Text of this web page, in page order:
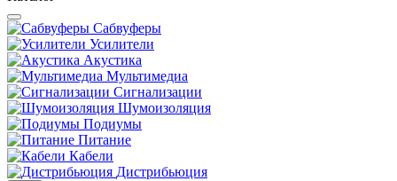
Сабвуферы
Усилители
Акустика
Мультимедиа
Сигнализации
Шумоизоляция
Подиумы
Питание
Кабели
Дистрибьюция